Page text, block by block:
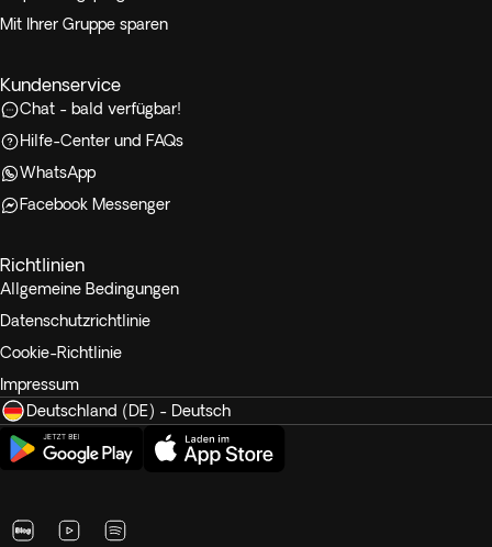
Mit Ihrer Gruppe sparen
Kundenservice
Chat - bald verfügbar!
Hilfe-Center und FAQs
WhatsApp
Facebook Messenger
Richtlinien
Allgemeine Bedingungen
Datenschutzrichtlinie
Cookie-Richtlinie
Impressum
Deutschland (DE) - Deutsch